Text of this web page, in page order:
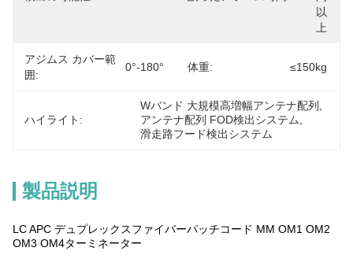
以
上
アジムス カバー範
囲:
0°-180° 体重: ≤150kg
ハイライト:
Wバンド 大規模高増幅アンテナ配列
アンテナ配列 FOD検出システム
滑走路フード検出システム
製品説明
LC APC デュプレックスファイバーパッチコード MM OM1 OM2
OM3 OM4ターミネーター